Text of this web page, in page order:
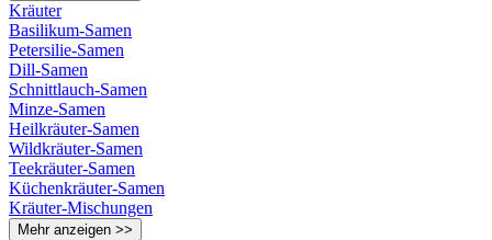
Kräuter
Basilikum-Samen
Petersilie-Samen
Dill-Samen
Schnittlauch-Samen
Minze-Samen
Heilkräuter-Samen
Wildkräuter-Samen
Teekräuter-Samen
Küchenkräuter-Samen
Kräuter-Mischungen
Mehr anzeigen >>